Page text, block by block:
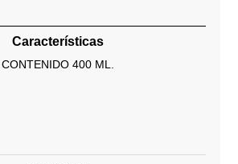
Características
CONTENIDO 400 ML.